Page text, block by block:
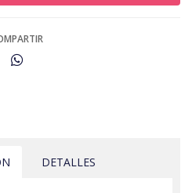
DETALLES